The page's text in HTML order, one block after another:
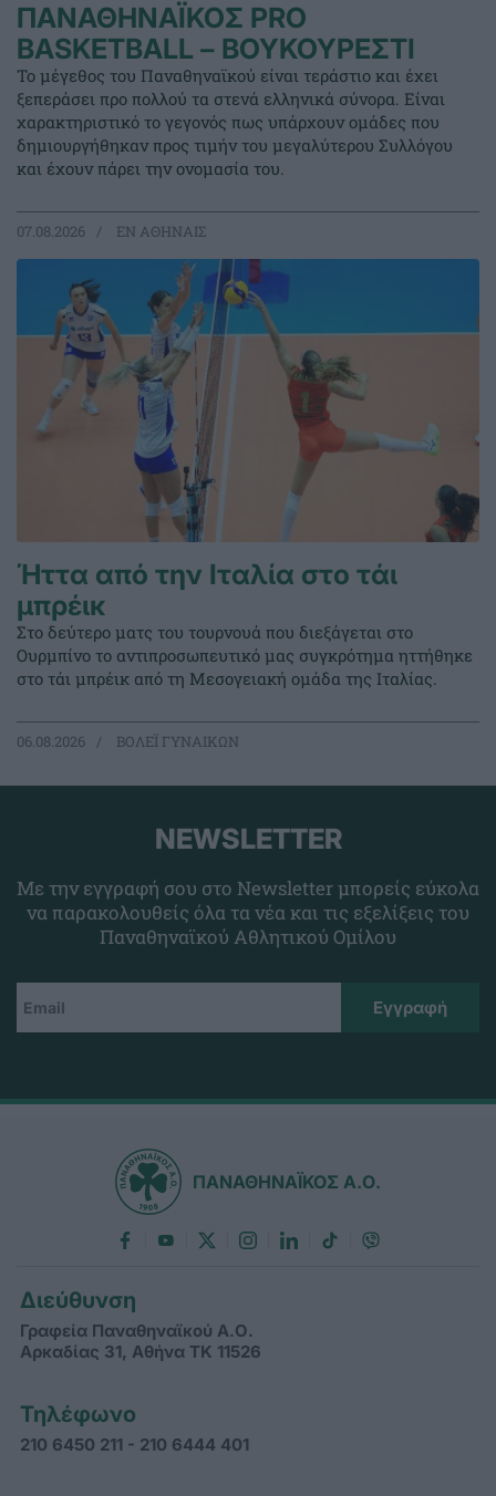
ΠΑΝΑΘΗΝΑΪΚΟΣ PRO
BASKETBALL – ΒΟΥΚΟΥΡΕΣΤΙ
Το μέγεθος του Παναθηναϊκού είναι τεράστιο και έχει
ξεπεράσει προ πολλού τα στενά ελληνικά σύνορα. Είναι
χαρακτηριστικό το γεγονός πως υπάρχουν ομάδες που
δημιουργήθηκαν προς τιμήν του μεγαλύτερου Συλλόγου
και έχουν πάρει την ονομασία του.
07.08.2026 EΝ ΑΘΗΝΑΙΣ
Ήττα από την Ιταλία στο τάι
μπρέικ
Στο δεύτερο ματς του τουρνουά που διεξάγεται στο
Ουρμπίνο το αντιπροσωπευτικό μας συγκρότημα ηττήθηκε
στο τάι μπρέικ από τη Μεσογειακή ομάδα της Ιταλίας.
06.08.2026 ΒΟΛΕΪ ΓΥΝΑΙΚΩΝ
NEWSLETTER
Με την εγγραφή σου στο Newsletter μπορείς εύκολα
να παρακολουθείς όλα τα νέα και τις εξελίξεις του
Παναθηναϊκού Αθλητικού Ομίλου
ΠΑΝΑΘΗΝΑΪΚΟΣ Α.Ο.
Διεύθυνση
Γραφεία Παναθηναϊκού Α.Ο.
Αρκαδίας 31, Αθήνα ΤΚ 11526
Τηλέφωνο
210 6450 211 - 210 6444 401